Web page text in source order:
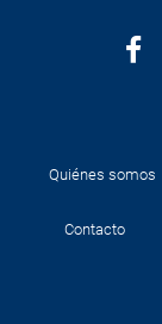
Quiénes somos
Contacto